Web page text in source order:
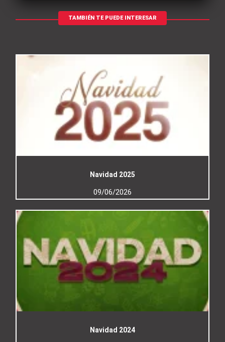
TAMBIÉN TE PUEDE INTERESAR
Navidad 2025
09/06/2026
Navidad 2024